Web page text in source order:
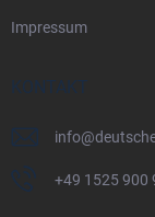
Impressum
KONTAKT
info@
+49 1525 900